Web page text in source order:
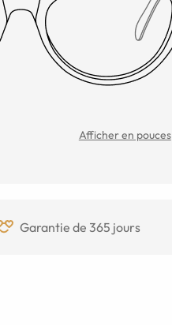
Afficher en pouces
Garantie de 365 jours